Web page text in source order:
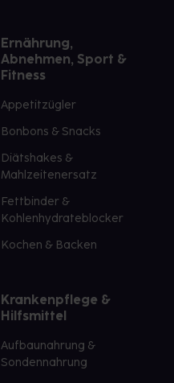
Ernährung,
Abnehmen, Sport &
Fitness
Appetitzügler
Bonbons & Snacks
Diätshakes &
Mahlzeitenersatz
Fettbinder &
Kohlenhydrateblocker
Kochen & Backen
Krankenpflege &
Hilfsmittel
Aufbaunahrung &
Sondennahrung